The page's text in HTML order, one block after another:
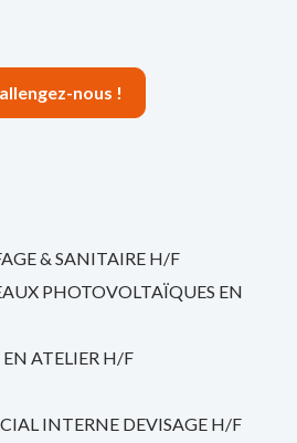
nous !
& SANITAIRE H/F
PHOTOVOLTAÏQUES EN
ATELIER H/F
INTERNE DEVISAGE H/F